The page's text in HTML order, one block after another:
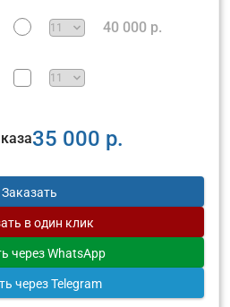
40 000 р.
35 000 р.
Заказать
в один клик
через WhatsApp
через Telegram